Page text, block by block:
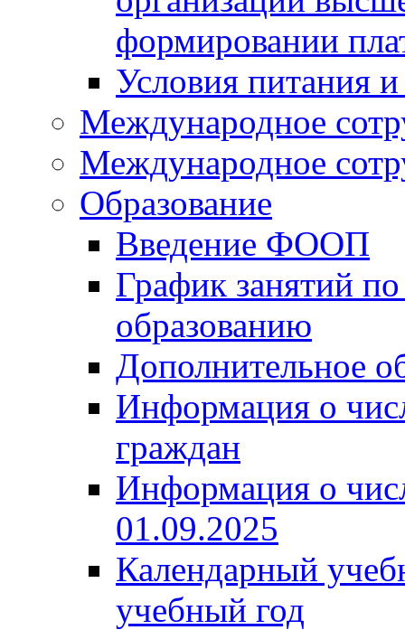
формировании
Условия питания
Международное
Международное
Образование
Введение ФООП
График занятий
образованию
Дополнительное
Информация о
граждан
Информация о
01.09.2025
Календарный
учебный год